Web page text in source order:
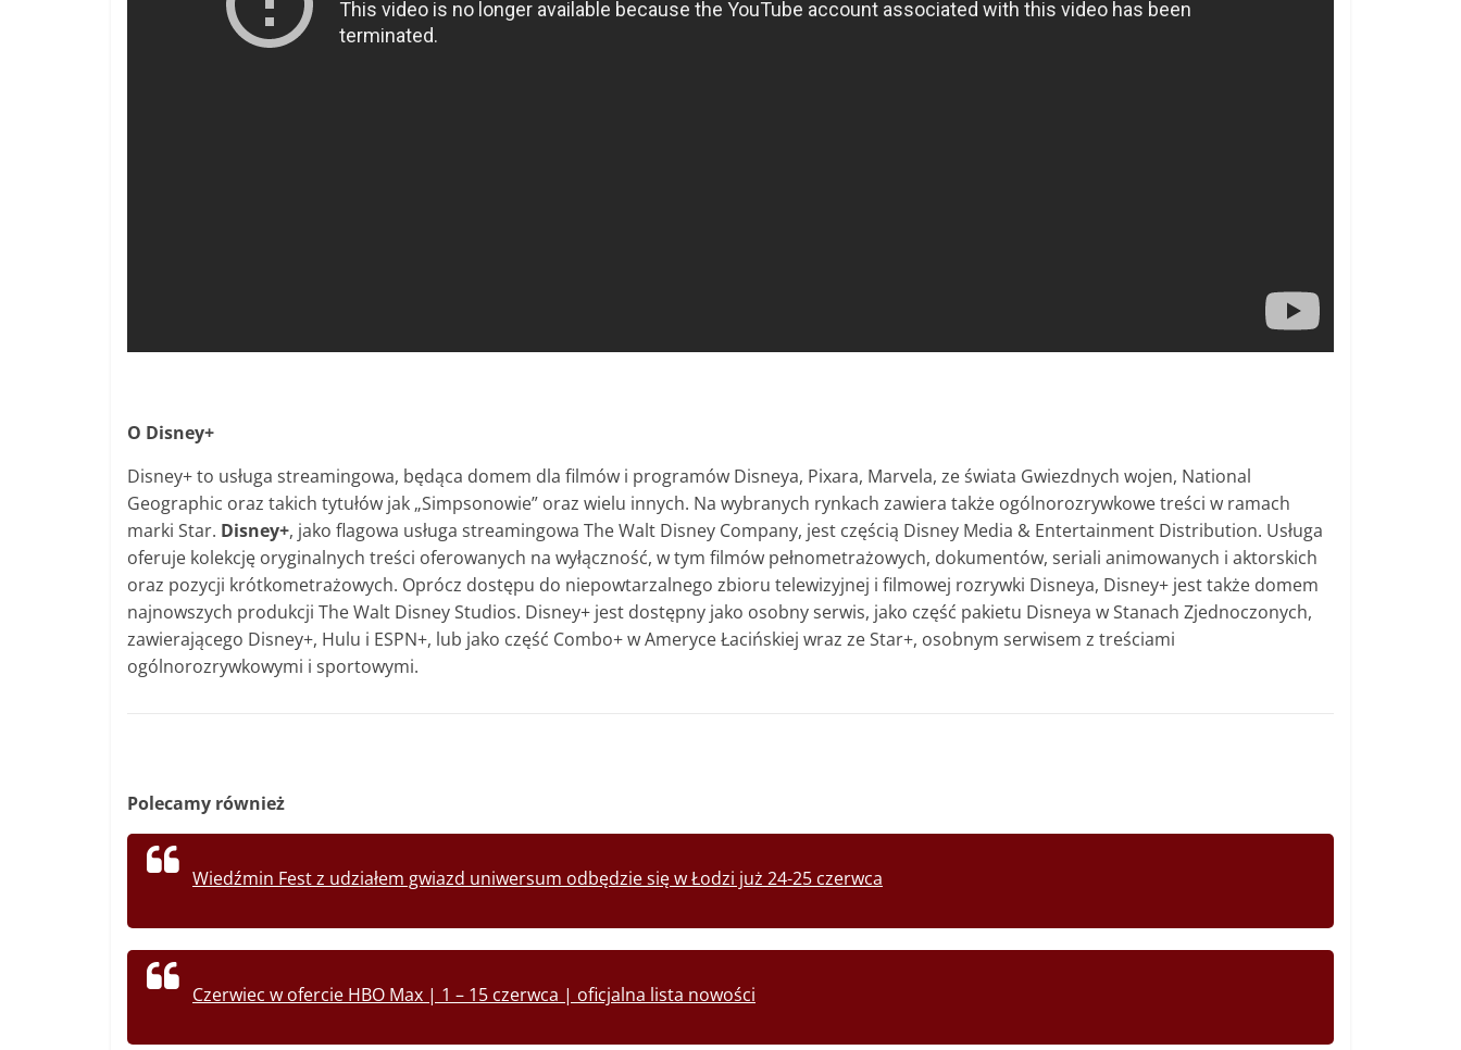
O Disney+
Disney+ to usługa streamingowa, będąca domem dla filmów i programów Disneya, Pixara, Marvela, ze świata Gwiezdnych wojen, National
Geographic oraz takich tytułów jak „Simpsonowie” oraz wielu innych. Na wybranych rynkach zawiera także ogólnorozrywkowe treści w ramach
marki Star. Disney+, jako flagowa usługa streamingowa The Walt Disney Company, jest częścią Disney Media & Entertainment Distribution. Usługa
oferuje kolekcję oryginalnych treści oferowanych na wyłączność, w tym filmów pełnometrażowych, dokumentów, seriali animowanych i aktorskich
oraz pozycji krótkometrażowych. Oprócz dostępu do niepowtarzalnego zbioru telewizyjnej i filmowej rozrywki Disneya, Disney+ jest także domem
najnowszych produkcji The Walt Disney Studios. Disney+ jest dostępny jako osobny serwis, jako część pakietu Disneya w Stanach Zjednoczonych,
zawierającego Disney+, Hulu i ESPN+, lub jako część Combo+ w Ameryce Łacińskiej wraz ze Star+, osobnym serwisem z treściami
ogólnorozrywkowymi i sportowymi.
Polecamy również
Wiedźmin Fest z udziałem gwiazd uniwersum odbędzie się w Łodzi już 24-25 czerwca
Czerwiec w ofercie HBO Max | 1 – 15 czerwca | oficjalna lista nowości